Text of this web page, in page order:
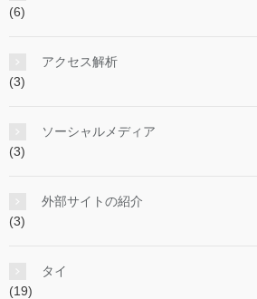
(6)
アクセス解析
(3)
ソーシャルメディア
(3)
外部サイトの紹介
(3)
タイ
(19)